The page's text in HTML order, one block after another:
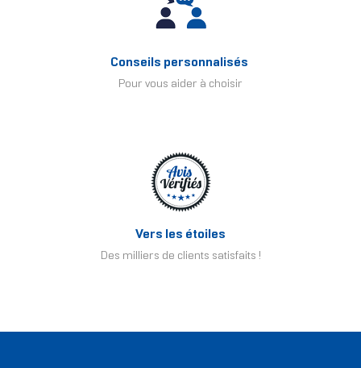
Conseils personnalisés
Pour vous aider à choisir
Vers les étoiles
Des milliers de clients satisfaits !